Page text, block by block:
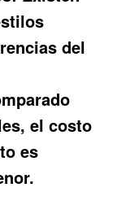
del
el costo
es